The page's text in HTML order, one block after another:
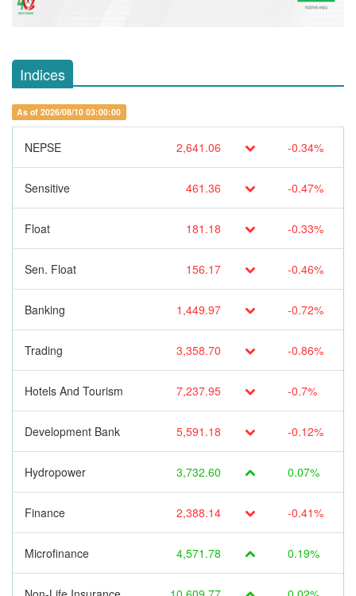
Indices
As of 2026/08/10 03:00:00
NEPSE 2,641.06 -0.34%
Sensitive 461.36 -0.47%
Float 181.18 -0.33%
Sen. Float 156.17 -0.46%
Banking 1,449.97 -0.72%
Trading 3,358.70 -0.86%
Hotels And Tourism 7,237.95 -0.7%
Development Bank 5,591.18 -0.12%
Hydropower 3,732.60 0.07%
Finance 2,388.14 -0.41%
Microfinance 4,571.78 0.19%